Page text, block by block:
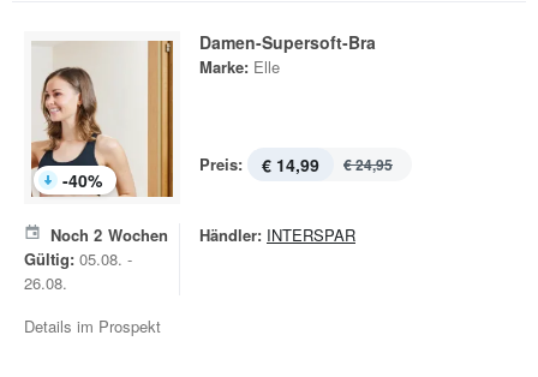
-40%
Damen-Supersoft-Bra
Marke: Elle
Preis: € 14,99 € 24,95
Noch 2 Wochen
Gültig: 05.08. -
26.08.
Händler: INTERSPAR
Details im Prospekt